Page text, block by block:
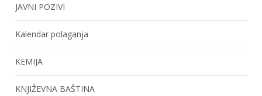
JAVNI POZIVI
Kalendar polaganja
KEMIJA
KNJIŽEVNA BAŠTINA